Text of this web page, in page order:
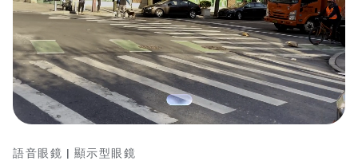
語音眼鏡 | 顯示型眼鏡